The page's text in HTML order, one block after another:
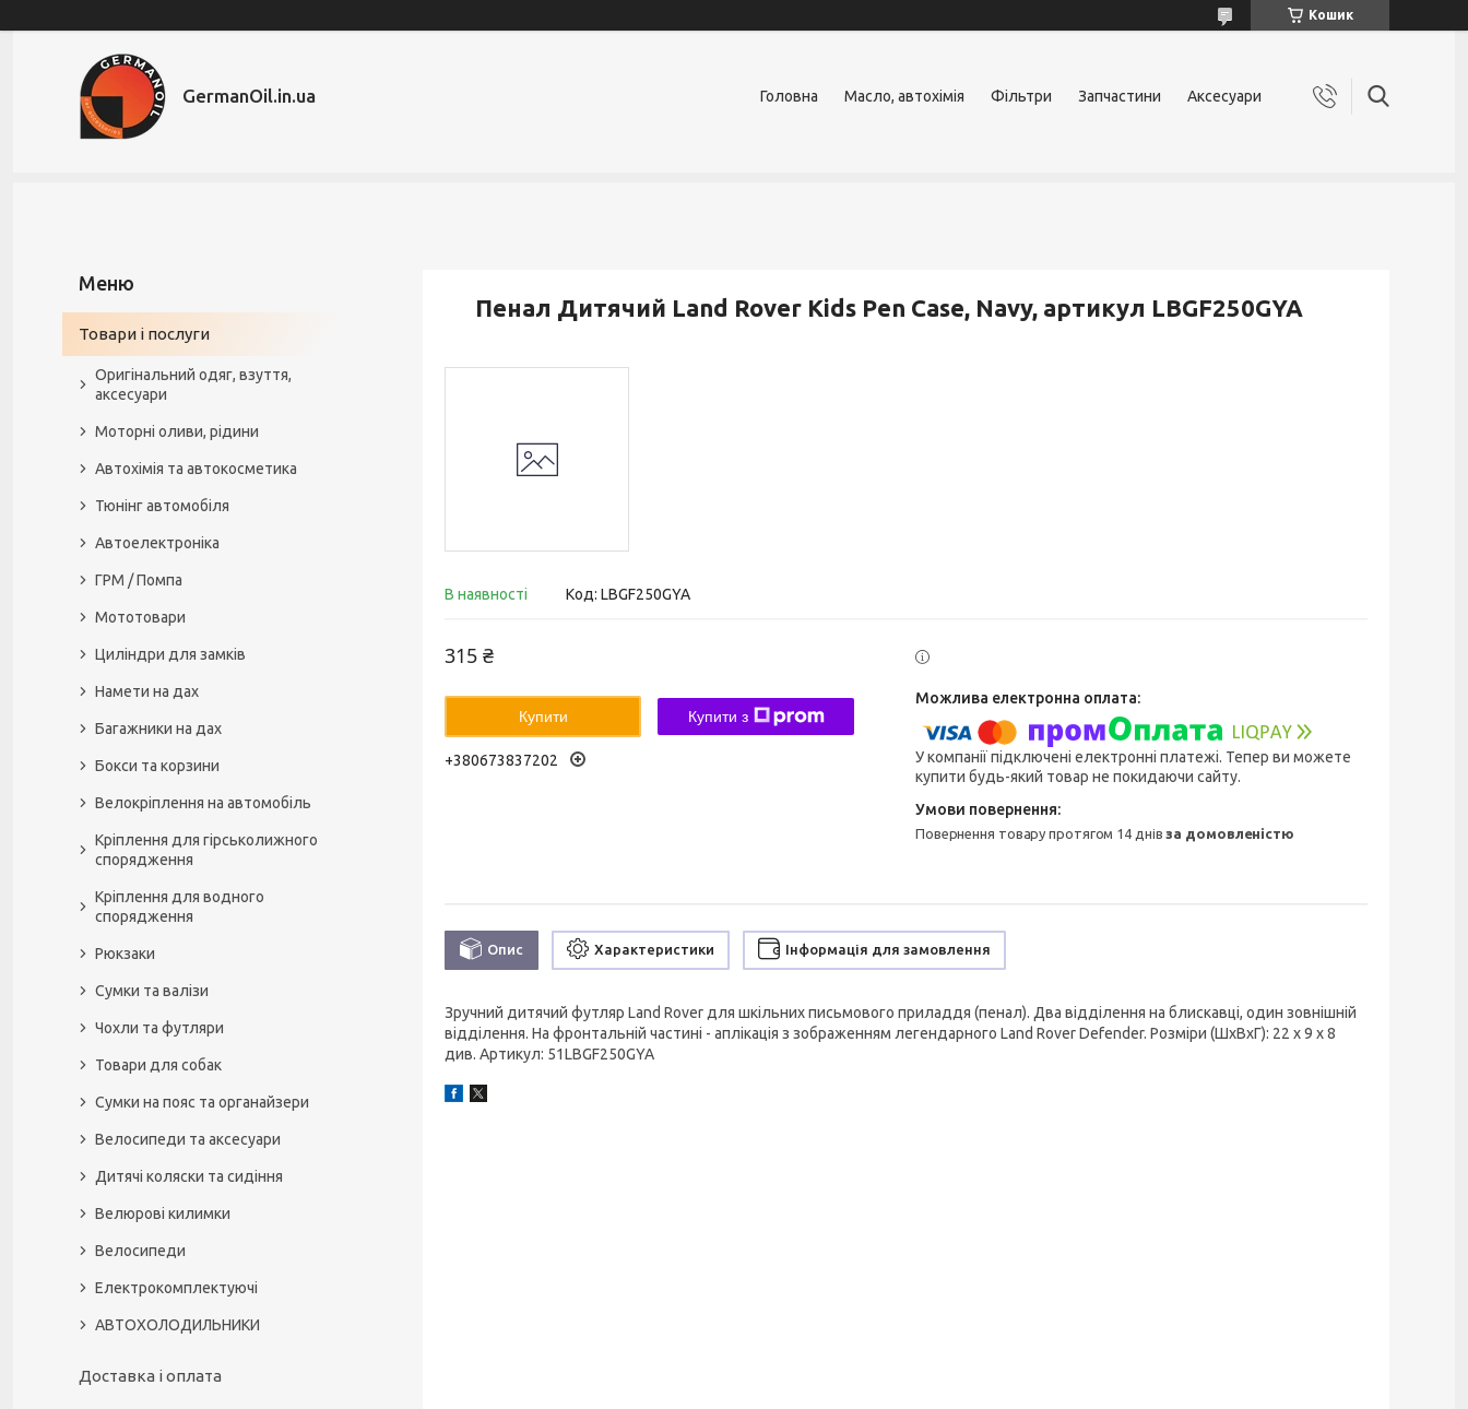
Кошик
GermanOil.in.ua Головна Масло, автохімія Фільтри Запчастини Аксесуари
Пенал Дитячий Land Rover Kids Pen Case, Navy, артикул LBGF250GYA
В наявності Код: LBGF250GYA
315 ₴
Купити Купити з
+380673837202
У компанії підключені електронні платежі. Тепер ви можете
купити будь-який товар не покидаючи сайту.
повернення товару протягом 14 днівза домовленістю
Опис Характеристики Інформація для замовлення
Зручний дитячий футляр Land Rover для шкільних письмового приладдя (пенал). Два відділення на блискавці, один зовнішній
відділення. На фронтальній частині - аплікація з зображенням легендарного Land Rover Defender. Розміри (ШхВхГ): 22 х 9 х 8
див. Артикул: 51LBGF250GYA
Товари і послуги
Оригінальний одяг, взуття,
аксесуари
Моторні оливи, рідини
Автохімія та автокосметика
Тюнінг автомобіля
Автоелектроніка
ГРМ / Помпа
Мототовари
Циліндри для замків
Намети на дах
Багажники на дах
Бокси та корзини
Велокріплення на автомобіль
Кріплення для гірськолижного
спорядження
Кріплення для водного
спорядження
Рюкзаки
Сумки та валізи
Чохли та футляри
Товари для собак
Сумки на пояс та органайзери
Велосипеди та аксесуари
Дитячі коляски та сидіння
Велюрові килимки
Велосипеди
Електрокомплектуючі
АВТОХОЛОДИЛЬНИКИ
Доставка і оплата